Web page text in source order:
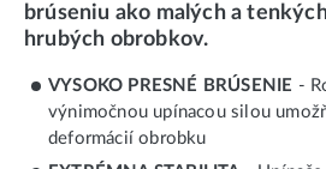
brúseniu ako malých a
hrubých obrobkov.
VYSOKO PRESNÉ BRÚSENIE -
výnimočnou upínacou silou
deformácií obrobku